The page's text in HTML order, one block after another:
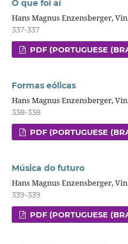
O que foi aí
Hans Magnus Enzensberger,
337-337
PDF (PORTUGUESE
Formas eólicas
Hans Magnus Enzensberger,
338-338
PDF (PORTUGUESE
Música do futuro
Hans Magnus Enzensberger,
339-339
PDF (PORTUGUESE